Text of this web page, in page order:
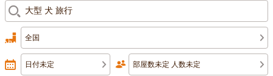
全国
日付未定 部屋数未定 人数未定